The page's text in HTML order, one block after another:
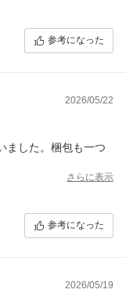
参考になった
2026/05/22
ました。梱包も一つ
さらに表示
参考になった
2026/05/19